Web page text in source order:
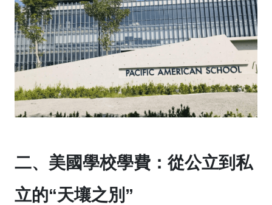
二、美國學校學費：從公立到私
立的“天壤之別”